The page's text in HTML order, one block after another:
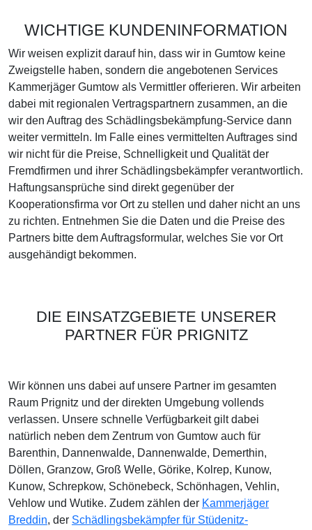
WICHTIGE KUNDENINFORMATION
Wir weisen explizit darauf hin, dass wir in Gumtow keine
Zweigstelle haben, sondern die angebotenen Services
Kammerjäger Gumtow als Vermittler offerieren. Wir arbeiten
dabei mit regionalen Vertragspartnern zusammen, an die
wir den Auftrag des Schädlingsbekämpfung-Service dann
weiter vermitteln. Im Falle eines vermittelten Auftrages sind
wir nicht für die Preise, Schnelligkeit und Qualität der
Fremdfirmen und ihrer Schädlingsbekämpfer verantwortlich.
Haftungsansprüche sind direkt gegenüber der
Kooperationsfirma vor Ort zu stellen und daher nicht an uns
zu richten. Entnehmen Sie die Daten und die Preise des
Partners bitte dem Auftragsformular, welches Sie vor Ort
ausgehändigt bekommen.
DIE EINSATZGEBIETE UNSERER
PARTNER FÜR PRIGNITZ
Wir können uns dabei auf unsere Partner im gesamten
Raum Prignitz und der direkten Umgebung vollends
verlassen. Unsere schnelle Verfügbarkeit gilt dabei
natürlich neben dem Zentrum von Gumtow auch für
Barenthin, Dannenwalde, Dannenwalde, Demerthin,
Döllen, Granzow, Groß Welle, Görike, Kolrep, Kunow,
Kunow, Schrepkow, Schönebeck, Schönhagen, Vehlin,
Vehlow und Wutike. Zudem zählen der Kammerjäger
Breddin, der Schädlingsbekämpfer für Stüdenitz-